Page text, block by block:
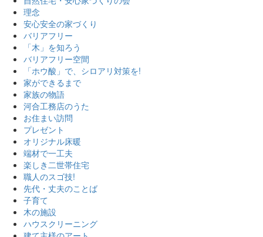
理念
安心安全の家づくり
バリアフリー
「木」を知ろう
バリアフリー空間
「ホウ酸」で、シロアリ対策を!
家ができるまで
家族の物語
河合工務店のうた
お住まい訪問
プレゼント
オリジナル床暖
端材で一工夫
楽しき二世帯住宅
職人のスゴ技!
先代・丈夫のことば
子育て
木の施設
ハウスクリーニング